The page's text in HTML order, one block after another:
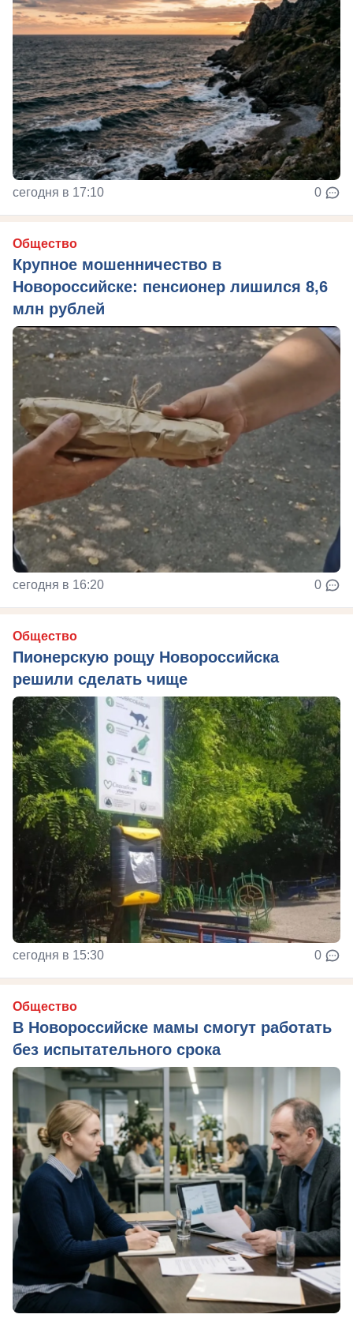
сегодня в 17:10 0
Общество
Крупное мошенничество в
Новороссийске: пенсионер лишился 8,6
млн рублей
сегодня в 16:20 0
Общество
Пионерскую рощу Новороссийска
решили сделать чище
сегодня в 15:30 0
Общество
В Новороссийске мамы смогут работать
без испытательного срока